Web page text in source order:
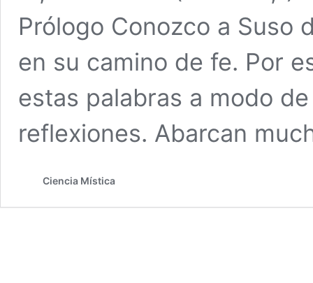
Prólogo Conozco a Suso
en su camino de fe. Por
estas palabras a modo
reflexiones. Abarcan
Ciencia Mística